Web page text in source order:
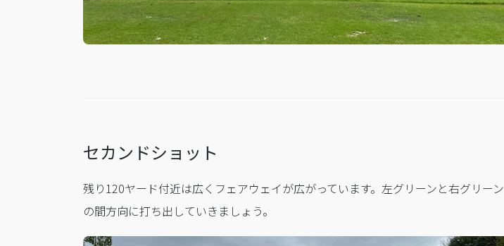
セカンドショット
残り120ヤード付近は広くフェアウェイが広がっています。左グリーンと右グリーン
の間方向に打ち出していきましょう。